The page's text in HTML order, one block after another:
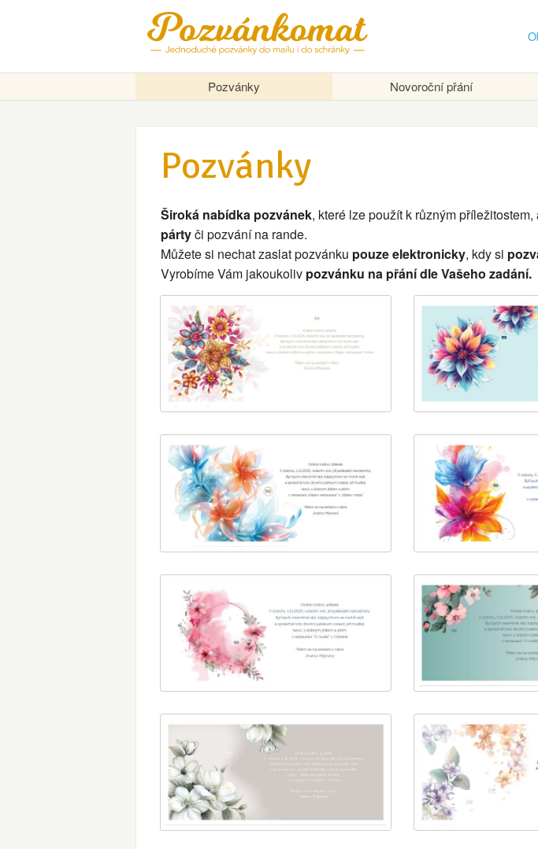
Pozvánky Novoroční přání
Pozvánky
Široká nabídka pozvánek, které lze použít k různým příležitostem,
pártyči pozvání na rande.
Můžete si nechat zaslat pozvánku pouze elektronicky, kdy si
Vyrobíme Vám jakoukoliv pozvánku na přání dle Vašeho zadání.